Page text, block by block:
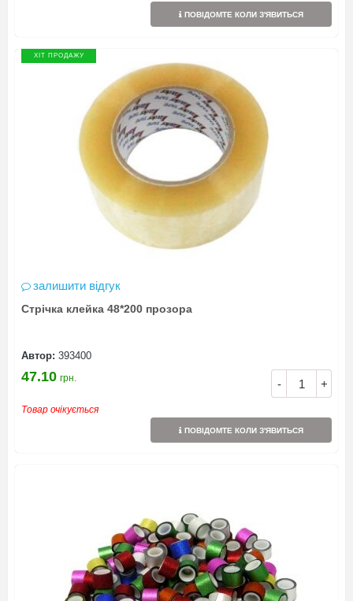
ПОВІДОМТЕ КОЛИ З'ЯВИТЬСЯ
ХІТ ПРОДАЖУ
залишити відгук
Стрічка клейка 48*200 прозора
Автор: 393400
- +
47.10 грн.
Товар очікується
ПОВІДОМТЕ КОЛИ З'ЯВИТЬСЯ